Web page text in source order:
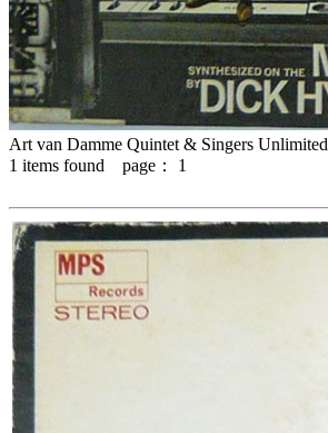
Art van Damme Quintet & Singers Unlimited
1 items found page： 1